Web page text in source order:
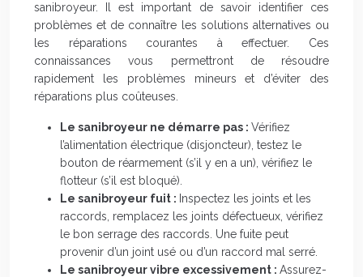
sanibroyeur. Il est important de savoir identifier ces
problèmes et de connaître les solutions alternatives ou
les réparations courantes à effectuer. Ces
connaissances vous permettront de résoudre
rapidement les problèmes mineurs et d’éviter des
réparations plus coûteuses.
Le sanibroyeur ne démarre pas : Vérifiez
l’alimentation électrique (disjoncteur), testez le
bouton de réarmement (s’il y en a un), vérifiez le
flotteur (s’il est bloqué).
Le sanibroyeur fuit : Inspectez les joints et les
raccords, remplacez les joints défectueux, vérifiez
le bon serrage des raccords. Une fuite peut
provenir d’un joint usé ou d’un raccord mal serré.
Le sanibroyeur vibre excessivement : Assurez-